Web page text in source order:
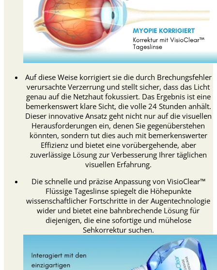
Auf diese Weise korrigiert sie die durch Brechungsfehler
verursachte Verzerrung und stellt sicher, dass das Licht
genau auf die Netzhaut fokussiert. Das Ergebnis ist eine
bemerkenswert klare Sicht, die volle 24 Stunden anhält.
Dieser innovative Ansatz geht nicht nur auf die visuellen
Herausforderungen ein, denen Sie gegenüberstehen
könnten, sondern tut dies auch mit bemerkenswerter
Effizienz und bietet eine vorübergehende, aber
zuverlässige Lösung zur Verbesserung Ihrer täglichen
visuellen Erfahrung.
Die schnelle und präzise Anpassung von VisioClear™
Flüssige Tageslinse spiegelt die Höhepunkte
wissenschaftlicher Fortschritte in der Augentechnologie
wider und bietet eine bahnbrechende Lösung für
diejenigen, die eine sofortige und mühelose
Sehkorrektur suchen.